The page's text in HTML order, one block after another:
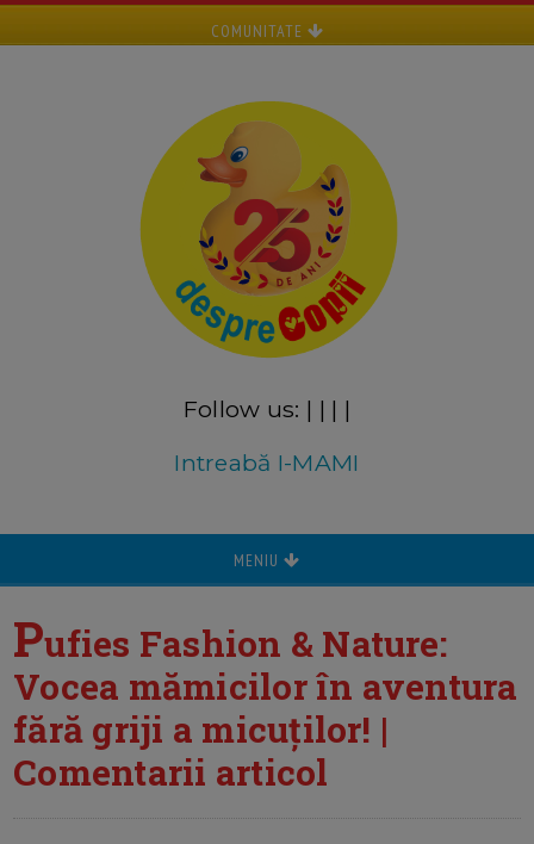
COMUNITATE
Follow us: | | | |
Intreabă I-MAMI
MENIU
Pufies Fashion & Nature:
Vocea mămicilor în aventura
fără griji a micuților! |
Comentarii articol